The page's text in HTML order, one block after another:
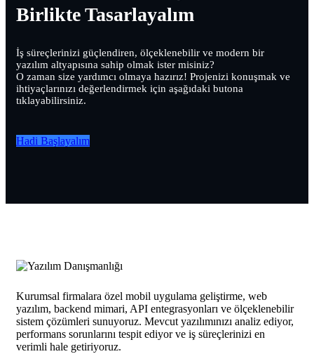
Birlikte Tasarlayalım
İş süreçlerinizi güçlendiren, ölçeklenebilir ve modern bir
yazılım altyapısına sahip olmak ister misiniz?
O zaman size yardımcı olmaya hazırız! Projenizi konuşmak ve
ihtiyaçlarınızı değerlendirmek için aşağıdaki butona
tıklayabilirsiniz.
Hadi Başlayalım
Kurumsal firmalara özel mobil uygulama geliştirme, web
yazılım, backend mimari, API entegrasyonları ve ölçeklenebilir
sistem çözümleri sunuyoruz. Mevcut yazılımınızı analiz ediyor,
performans sorunlarını tespit ediyor ve iş süreçlerinizi en
verimli hale getiriyoruz.